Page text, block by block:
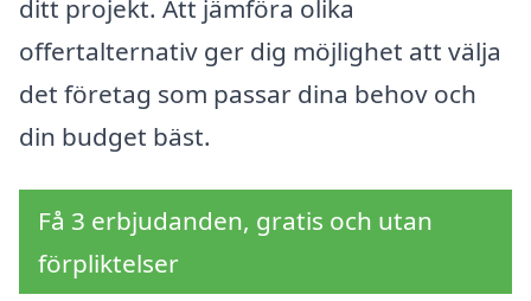
ditt projekt. Att jämföra olika
offertalternativ ger dig möjlighet att välja
det företag som passar dina behov och
din budget bäst.
Få 3 erbjudanden, gratis och utan
förpliktelser